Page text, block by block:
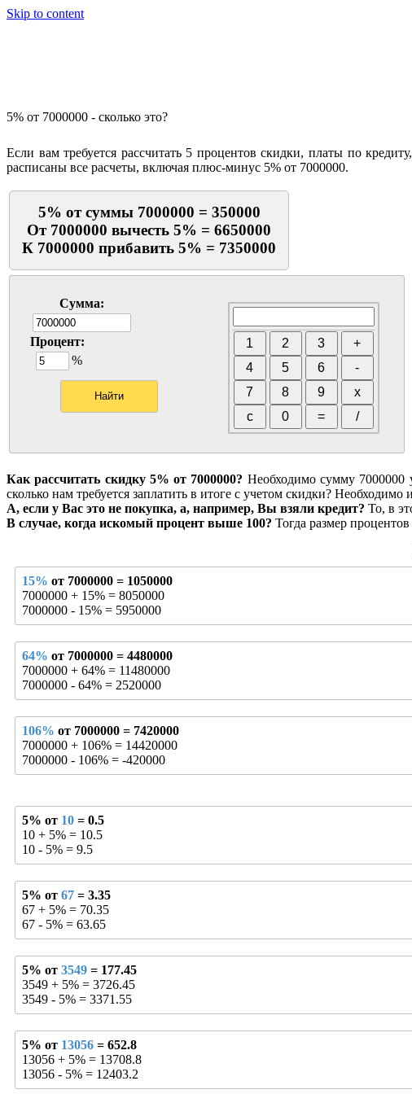
Skip to content
5% от 7000000 - сколько это?
Если вам требуется рассчитать 5 процентов скидки, платы по
расписаны все расчеты, включая плюс-минус 5% от 7000000.
5% от суммы 7000000 = 350000
От 7000000 вычесть 5% = 6650000
К 7000000 прибавить 5% = 7350000
Сумма:
Процент:
%
Как рассчитать скидку 5% от 7000000? Необходимо сумму 7000000
сколько нам требуется заплатить в итоге с учетом скидки?
А, если у Вас это не покупка, а, например, Вы взяли кредит? То, в
В случае, когда искомый процент выше 100? Тогда размер
15% от 7000000 = 1050000
7000000 + 15% = 8050000
7000000 - 15% = 5950000
64% от 7000000 = 4480000
7000000 + 64% = 11480000
7000000 - 64% = 2520000
106% от 7000000 = 7420000
7000000 + 106% = 14420000
7000000 - 106% = -420000
5% от 10 = 0.5
10 + 5% = 10.5
10 - 5% = 9.5
5% от 67 = 3.35
67 + 5% = 70.35
67 - 5% = 63.65
5% от 3549 = 177.45
3549 + 5% = 3726.45
3549 - 5% = 3371.55
5% от 13056 = 652.8
13056 + 5% = 13708.8
13056 - 5% = 12403.2